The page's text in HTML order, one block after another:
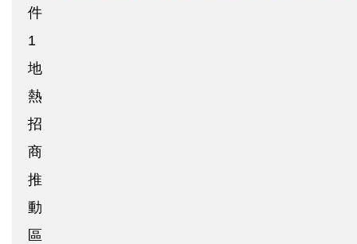
件
1
地
熱
招
商
推
動
區